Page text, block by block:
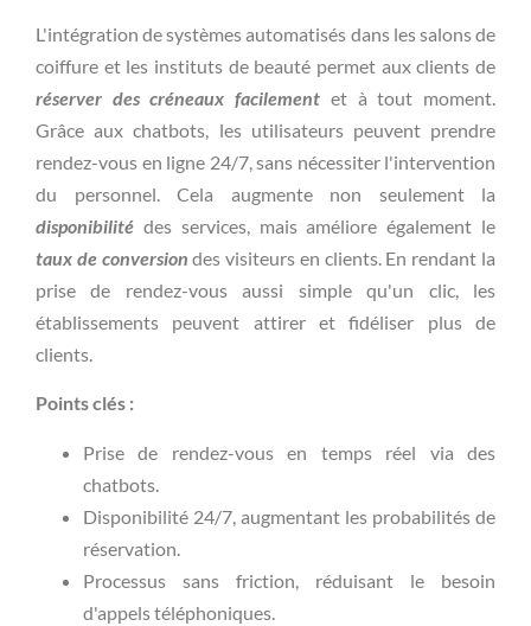
L'intégration de systèmes automatisés dans les salons de
coiffure et les instituts de beauté permet aux clients de
réserver des créneaux facilement et à tout moment.
Grâce aux chatbots, les utilisateurs peuvent prendre
rendez-vous en ligne 24/7, sans nécessiter l'intervention
du personnel. Cela augmente non seulement la
disponibilité des services, mais améliore également le
taux de conversion des visiteurs en clients. En rendant la
prise de rendez-vous aussi simple qu'un clic, les
établissements peuvent attirer et fidéliser plus de
clients.
Points clés :
Prise de rendez-vous en temps réel via des
chatbots.
Disponibilité 24/7, augmentant les probabilités de
réservation.
Processus sans friction, réduisant le besoin
d'appels téléphoniques.